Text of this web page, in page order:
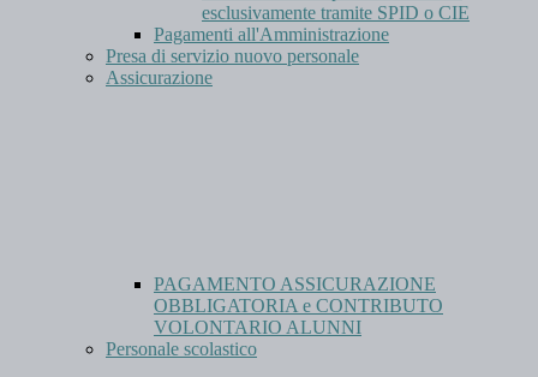
esclusivamente tramite SPID o CIE
Pagamenti all'Amministrazione
Presa di servizio nuovo personale
Assicurazione
PAGAMENTO ASSICURAZIONE
OBBLIGATORIA e CONTRIBUTO
VOLONTARIO ALUNNI
Personale scolastico